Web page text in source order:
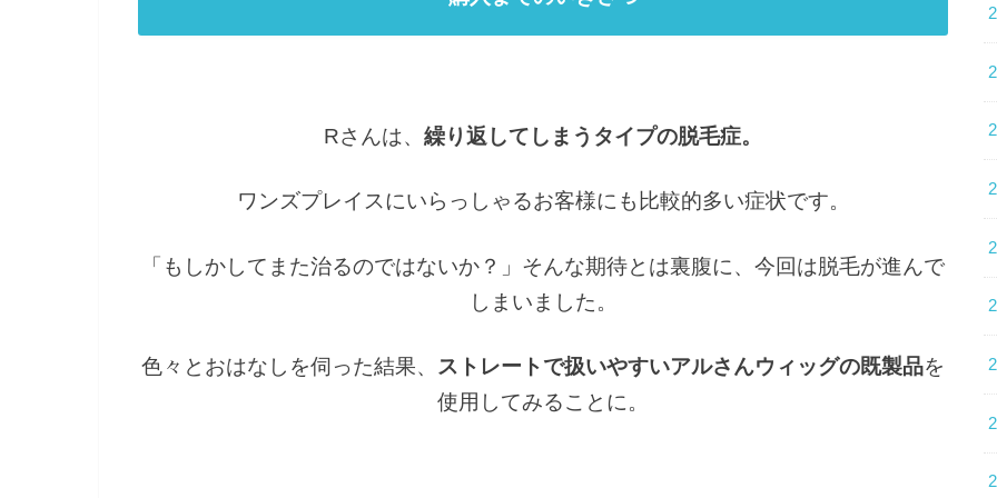
Rさんは、 繰り返してしまうタイプの脱毛症。
ワンズプレイスにいらっしゃるお客様にも比較的多い症状です。
「もしかしてまた治るのではないか？」そんな期待とは裏腹に、今回は脱毛が進んで
しまいました。
色々とおはなしを伺った結果、 ストレートで扱いやすいアルさんウィッグの既製品を
使用してみることに。